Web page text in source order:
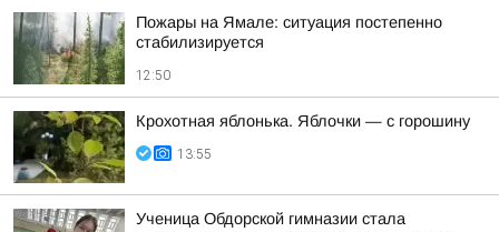
Пожары на Ямале: ситуация постепенно
стабилизируется
12:50
Крохотная яблонька. Яблочки — с горошину
13:55
Ученица Обдорской гимназии стала